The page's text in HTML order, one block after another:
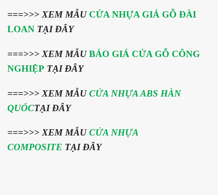
===>>> XEM MẪUCỬA NHỰA GIẢ GỖ ĐÀI
LOAN TẠI ĐÂY
===>>> XEM MẪU BÁO GIÁ CỬA GỖ CÔNG
NGHIỆP TẠI ĐÂY
===>>> XEM MẪUCỬA NHỰA ABS HÀN
QUỐCTẠI ĐÂY
===>>> XEM MẪUCỬA NHỰA
COMPOSITE TẠI ĐÂY